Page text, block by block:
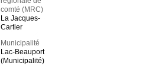
comté (MRC)
La Jacques-
Cartier
Municipalité
Lac-Beauport
(Municipalité)